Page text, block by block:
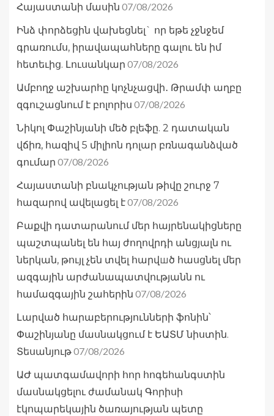
Հայաստանի մասին 07/08/2026
Ինձ փորձեցին վախեցնել` որ եթե չջնջեմ
գրառումս, իրավապահները գալու են իմ
հետեւից. Լուսանկար 07/08/2026
Ամբողջ աշխարհը կոչնչացվի․ Թրամփ աղբը
զգուշացնում է բոլորիս 07/08/2026
Նիկոլ Փաշինյանի մեծ բլեֆը. 2 դատական
վճիռ, հազիվ 5 միլիոն դոլար բռնագանձված
գումար 07/08/2026
Հայաստանի բնակչության թիվը շուրջ 7
հազարով ավելացել է07/08/2026
Բաքվի դատարանում մեր հայրենակիցները
պաշտպանել են հայ ժողովրդի անցյալն ու
ներկան, թույլ չեն տվել հարվшծ հասցնել մեր
ազգային արժանապատվությանն ու
համազգային շահերին 07/08/2026
Լարված հարաբերությունների ֆոնին՝
Փաշինյանը մասնակցում է ԵԱՏՄ նիստին.
Տեսանյութ07/08/2026
ԱԺ պատգամավորի հոր հոգեհանգստին
մասնակցելու ժամանակ Գորիսի
էկոպարեկային ծառայության պետը